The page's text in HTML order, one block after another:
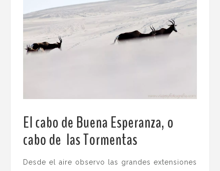
El cabo de Buena Esperanza, o
cabo de las Tormentas
Desde el aire observo las grandes extensiones